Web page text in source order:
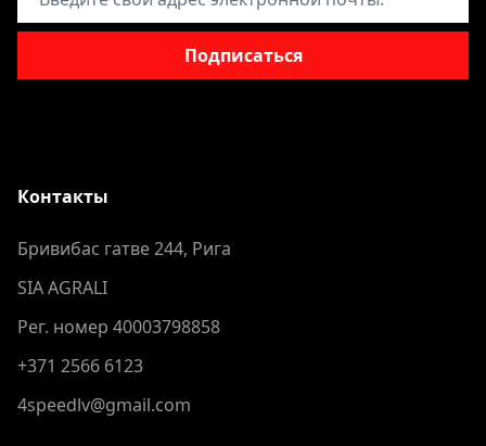
Подписаться
Контакты
Бривибас гатве 244, Рига
SIA AGRALI
Рег. номер 40003798858
+371 2566 6123
4speedlv@gmail.com